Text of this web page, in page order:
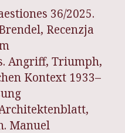
36/2025.
Recenzja
Angriff, Triumph,
Kontext 1933–
Manuel